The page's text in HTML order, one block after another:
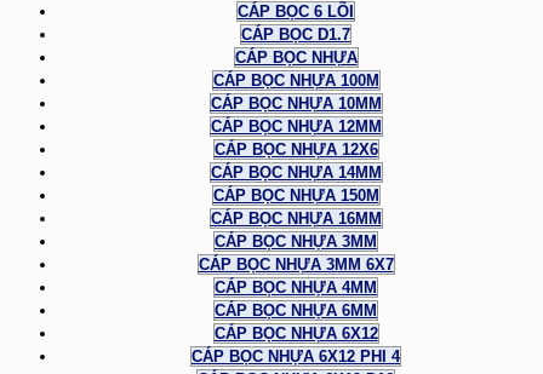
CÁP BỌC 6 LÕI
CÁP BỌC D1.7
CÁP BỌC NHỰA
CÁP BỌC NHỰA 100M
CÁP BỌC NHỰA 10MM
CÁP BỌC NHỰA 12MM
CÁP BỌC NHỰA 12X6
CÁP BỌC NHỰA 14MM
CÁP BỌC NHỰA 150M
CÁP BỌC NHỰA 16MM
CÁP BỌC NHỰA 3MM
CÁP BỌC NHỰA 3MM 6X7
CÁP BỌC NHỰA 4MM
CÁP BỌC NHỰA 6MM
CÁP BỌC NHỰA 6X12
CÁP BỌC NHỰA 6X12 PHI 4